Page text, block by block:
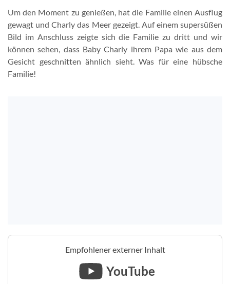
Um den Moment zu genießen, hat die Familie einen Ausflug
gewagt und Charly das Meer gezeigt. Auf einem supersüßen
Bild im Anschluss zeigte sich die Familie zu dritt und wir
können sehen, dass Baby Charly ihrem Papa wie aus dem
Gesicht geschnitten ähnlich sieht. Was für eine hübsche
Familie!
Empfohlener externer Inhalt
YouTube